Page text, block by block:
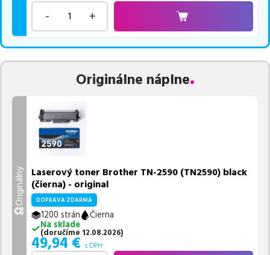
- +
Originálne náplne
Originálny Laserový toner Brother TN-2590 (TN2590) black
(čierna) - original
DOPRAVA ZDARMA
1200 strán
Čierna
Na sklade
(doručíme 12.08.2026)
49,94 € s DPH